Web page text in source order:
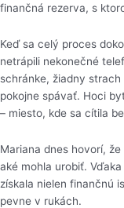
finančná rezerva, s
Keď sa celý proces
netrápili nekonečné
schránke, žiadny
pokojne spávať. Hoci
– miesto, kde sa cítila
Mariana dnes hovorí,
aké mohla urobiť.
získala nielen finančnú
pevne v rukách.